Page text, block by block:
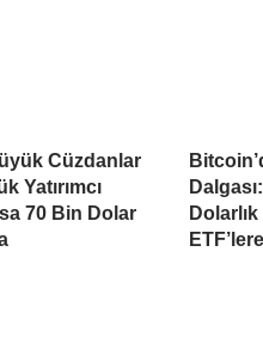
Cüzdanlar
Yatırımcı
70 Bin Dolar